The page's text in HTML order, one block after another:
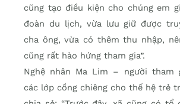
cũng tạo điều kiện cho chúng em
đoàn du lịch, vừa lưu giữ được
cha ông, vừa có thêm thu nhập,
cũng rất hào hứng tham gia”.
Nghệ nhân Ma Lim – người tham
các lớp cồng chiêng cho thế hệ trẻ